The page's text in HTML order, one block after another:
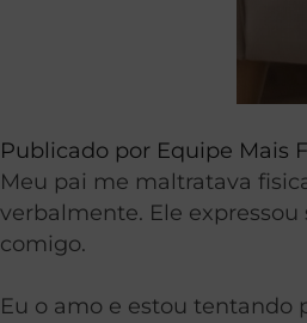
Publicado por Equipe Mais
Meu pai me maltratava
verbalmente. Ele
comigo.
Eu o amo e estou tentando